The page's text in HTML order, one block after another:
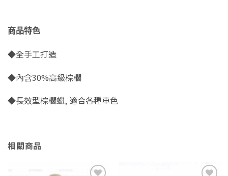
商品特色
◆全手工打造
◆內含30%高級棕櫚
◆長效型棕櫚蠟, 適合各種車色
相關商品